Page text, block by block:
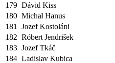
179 Dávid Kiss
180 Michal Hanus
181
Jozef Kostoláni
182 Róbert Jendrišek
183 Jozef Tkáč
184 Ladislav Kubica